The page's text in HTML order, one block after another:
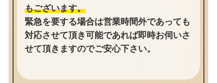
もございます。
緊急を要する場合は営業時間外であっても
対応させて頂き可能であれば即時お伺いさ
せて頂きますのでご安心下さい。